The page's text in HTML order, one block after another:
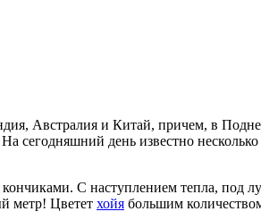
Австралия и Китай, причем, в
день известно
С наступлением тепла, под
метр! Цветет хойя большим